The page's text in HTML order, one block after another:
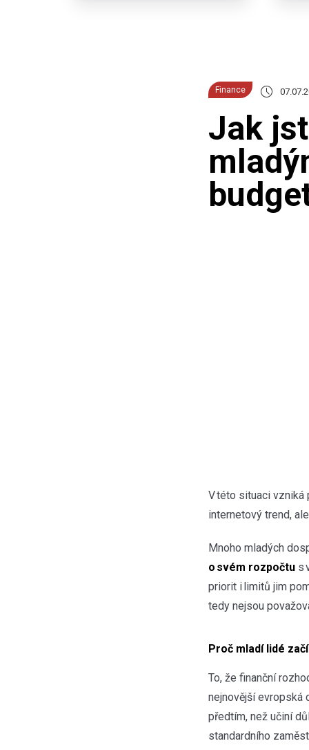
Finance
Jak
V této situaci vzniká
internetový trend,
Mnoho mladých
o svém rozpočtu s
priorit i limitů jim
tedy nejsou
Proč mladí lidé
To, že finanční
nejnovější evropská
předtím, než učiní
standardního